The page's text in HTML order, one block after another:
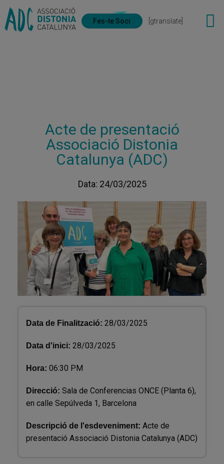
Fes-te Soci [gtranslate]
Acte de presentació
Associació Distonia
Catalunya (ADC)
Data: 24/03/2025
Data de Finalització: 28/03/2025
Data d'inici: 28/03/2025
Hora: 06:30 PM
Direcció: Sala de Conferencias ONCE (Planta 6),
en calle Sepúlveda 1, Barcelona
Descripció de l'esdeveniment: Acte de
presentació Associació Distonia Catalunya (ADC)